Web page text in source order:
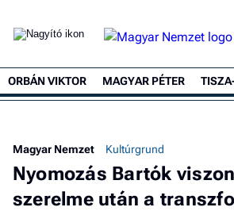
ORBÁN VIKTOR MAGYAR PÉTER
Magyar Nemzet Kultúrgrund
Nyomozás Bartók
szerelme után a